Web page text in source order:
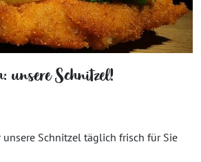
unsere Schnitzel!
unsere Schnitzel täglich frisch für Sie